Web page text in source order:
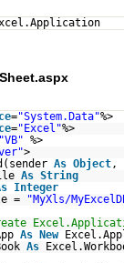
="System.Data"%>
="Excel"%>
%>
>
As Object,
As String
Integer
=
"MyXls/
As New
As